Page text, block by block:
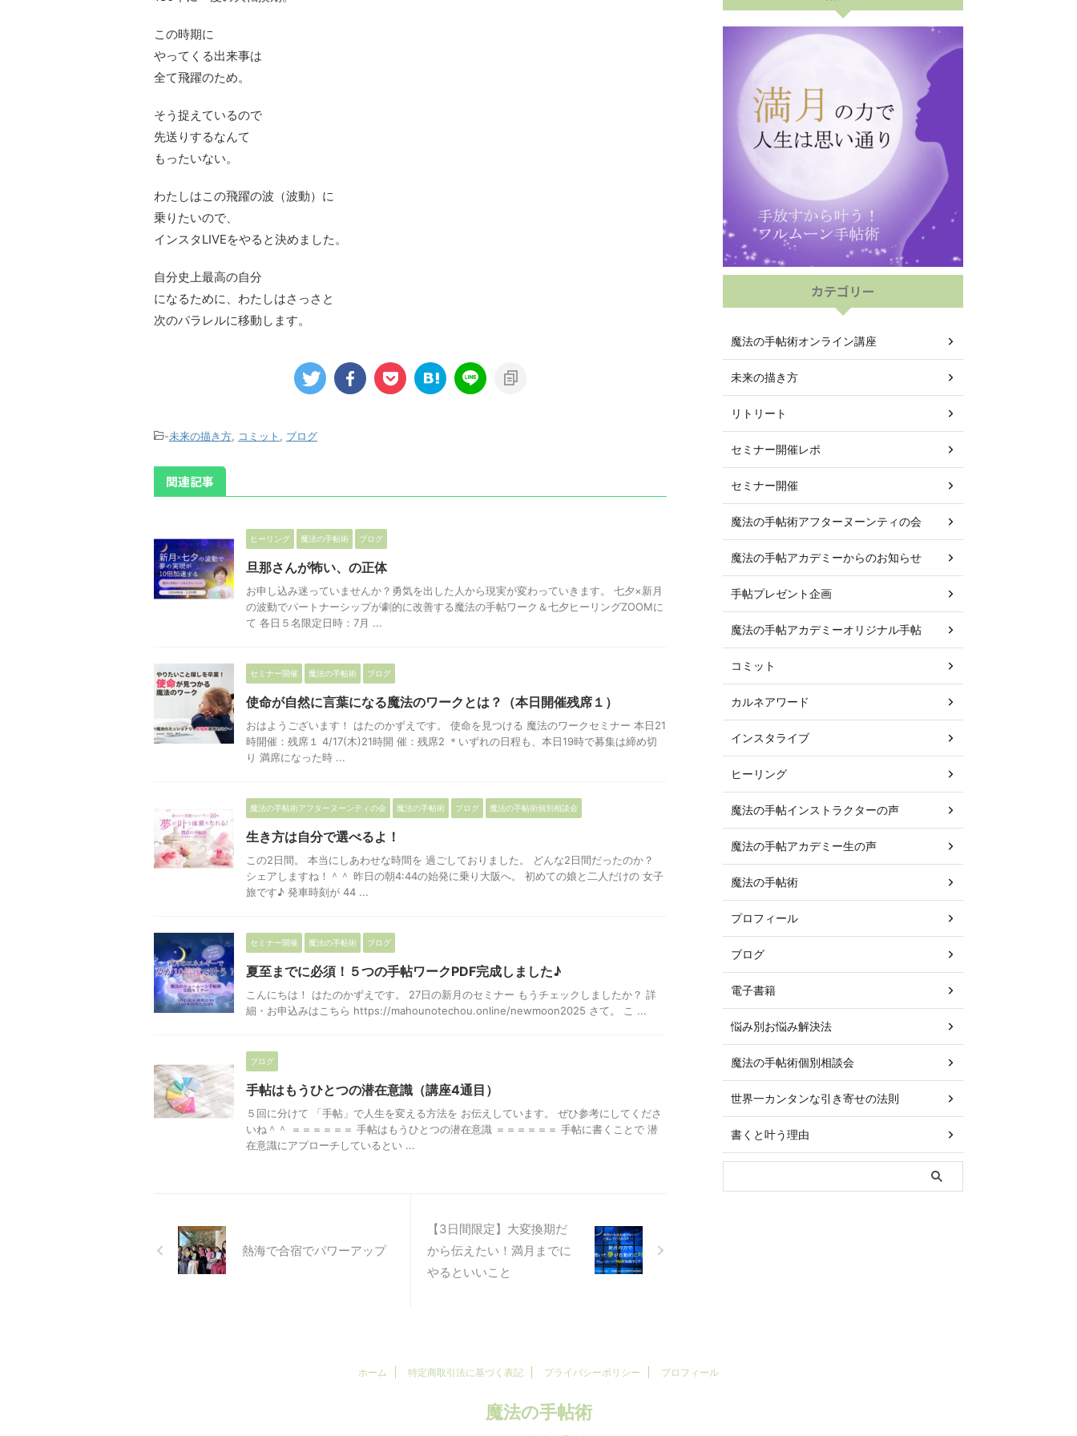
この時期に
やってくる出来事は
全て飛躍のため。
そう捉えているので
先送りするなんて
もったいない。
わたしはこの飛躍の波（波動）に
乗りたいので、
インスタLIVEをやると決めました。
自分史上最高の自分
になるために、わたしはさっさと
次のパラレルに移動します。
-未来の描き方 コミット ブログ
関連記事
ヒーリング 魔法の手帖術 ブログ
旦那さんが怖い、の正体
お申し込み迷っていませんか？勇気を出した人から現実が変わっていきます。 七夕×新月
の波動でパートナーシップが劇的に改善する魔法の手帖ワーク＆七夕ヒーリングZOOMに
て 各日５名限定日時：7月 ...
セミナー開催 魔法の手帖術 ブログ
使命が自然に言葉になる魔法のワークとは？（本日開催残席１）
おはようございます！ はたのかずえです。 使命を見つける 魔法のワークセミナー 本日21
時開催：残席１ 4/17(木)21時開 催：残席2 ＊いずれの日程も、本日19時で募集は締め切
り 満席になった時 ...
魔法の手帖術アフターヌーンティの会 魔法の手帖術 ブログ 魔法の手帖術個別相談会
生き方は自分で選べるよ！
この2日間。 本当にしあわせな時間を 過ごしておりました。 どんな2日間だったのか？
シェアしますね！＾＾ 昨日の朝4:44の始発に乗り大阪へ。 初めての娘と二人だけの 女子
旅です♪ 発車時刻が 44 ...
セミナー開催 魔法の手帖術 ブログ
夏至までに必須！５つの手帖ワークPDF完成しました♪
こんにちは！ はたのかずえです。 27日の新月のセミナー もうチェックしましたか？ 詳
細・お申込みはこちら https://mahounotechou.online/newmoon2025 さて。 こ ...
ブログ
手帖はもうひとつの潜在意識（講座4通目）
５回に分けて 「手帖」で人生を変える方法を お伝えしています。 ぜひ参考にしてくださ
いね＾＾ ＝＝＝＝＝＝ 手帖はもうひとつの潜在意識 ＝＝＝＝＝＝ 手帖に書くことで 潜
在意識にアプローチしているとい ...
熱海で合宿でパワーアップ
【3日間限定】大変換期だ
から伝えたい！満月までに
やるといいこと
カテゴリー
魔法の手帖術オンライン講座
未来の描き方
リトリート
セミナー開催レポ
セミナー開催
魔法の手帖術アフターヌーンティの会
魔法の手帖アカデミーからのお知らせ
手帖プレゼント企画
魔法の手帖アカデミーオリジナル手帖
コミット
カルネアワード
インスタライブ
ヒーリング
魔法の手帖インストラクターの声
魔法の手帖アカデミー生の声
魔法の手帖術
プロフィール
ブログ
電子書籍
悩み別お悩み解決法
魔法の手帖術個別相談会
世界一カンタンな引き寄せの法則
書くと叶う理由
ホーム 特定商取引法に基づく表記 プライバシーポリシー プロフィール
魔法の手帖術